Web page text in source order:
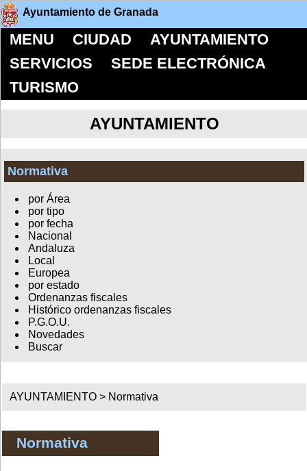
Ayuntamiento de Granada
MENU CIUDAD
AYUNTAMIENTO
SERVICIOS
SEDE ELECTRÓNICA
TURISMO
AYUNTAMIENTO
Normativa
por Área
por tipo
por fecha
Nacional
Andaluza
Local
Europea
por estado
Ordenanzas fiscales
Histórico ordenanzas fiscales
P.G.O.U.
Novedades
Buscar
AYUNTAMIENTO > Normativa
Normativa